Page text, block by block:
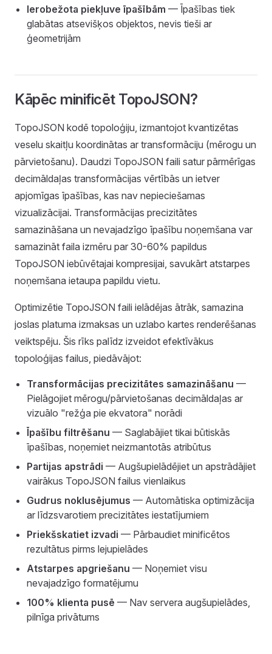
Ierobežota piekļuve īpašībām — Īpašības tiek
glabātas atsevišķos objektos, nevis tieši ar
ģeometrijām
Kāpēc minificēt TopoJSON?
TopoJSON kodē topoloģiju, izmantojot kvantizētas
veselu skaitļu koordinātas ar transformāciju (mērogu un
pārvietošanu). Daudzi TopoJSON faili satur pārmērīgas
decimāldaļas transformācijas vērtībās un ietver
apjomīgas īpašības, kas nav nepieciešamas
vizualizācijai. Transformācijas precizitātes
samazināšana un nevajadzīgo īpašību noņemšana var
samazināt faila izmēru par 30-60% papildus
TopoJSON iebūvētajai kompresijai, savukārt atstarpes
noņemšana ietaupa papildu vietu.
Optimizētie TopoJSON faili ielādējas ātrāk, samazina
joslas platuma izmaksas un uzlabo kartes renderēšanas
veiktspēju. Šis rīks palīdz izveidot efektīvākus
topoloģijas failus, piedāvājot:
Transformācijas precizitātes samazināšanu —
Pielāgojiet mērogu/pārvietošanas decimāldaļas ar
vizuālo "režģa pie ekvatora" norādi
Īpašību filtrēšanu — Saglabājiet tikai būtiskās
īpašības, noņemiet neizmantotās atribūtus
Partijas apstrādi — Augšupielādējiet un apstrādājiet
vairākus TopoJSON failus vienlaikus
Gudrus noklusējumus — Automātiska optimizācija
ar līdzsvarotiem precizitātes iestatījumiem
Priekšskatiet izvadi — Pārbaudiet minificētos
rezultātus pirms lejupielādes
Atstarpes apgriešanu — Noņemiet visu
nevajadzīgo formatējumu
100% klienta pusē — Nav servera augšupielādes,
pilnīga privātums